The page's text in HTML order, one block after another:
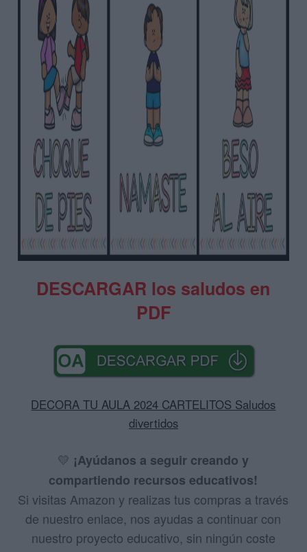
DESCARGAR los saludos en
PDF
DECORA TU AULA 2024 CARTELITOS Saludos
divertidos
💛 ¡Ayúdanos a seguir creando y
compartiendo recursos educativos!
Si visitas Amazon y realizas tus compras a través
de nuestro enlace, nos ayudas a continuar con
nuestro proyecto educativo, sin ningún coste